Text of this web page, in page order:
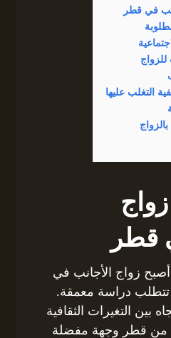
في قطر
للزواج
التغلب عليها
بالزواج
قطر
زواج الأجانب في
دراسة معمقة.
بين التغيرات الثقافية
من قطر وجهة مفضلة